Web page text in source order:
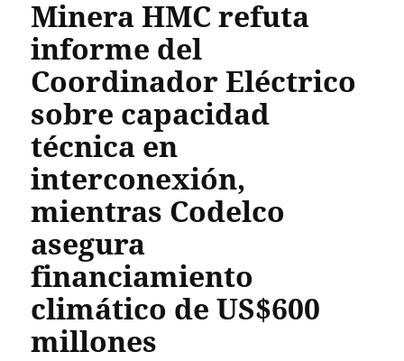
Minera HMC refuta
informe del
Coordinador Eléctrico
sobre capacidad
técnica en
interconexión,
mientras Codelco
asegura
financiamiento
climático de US$600
millones